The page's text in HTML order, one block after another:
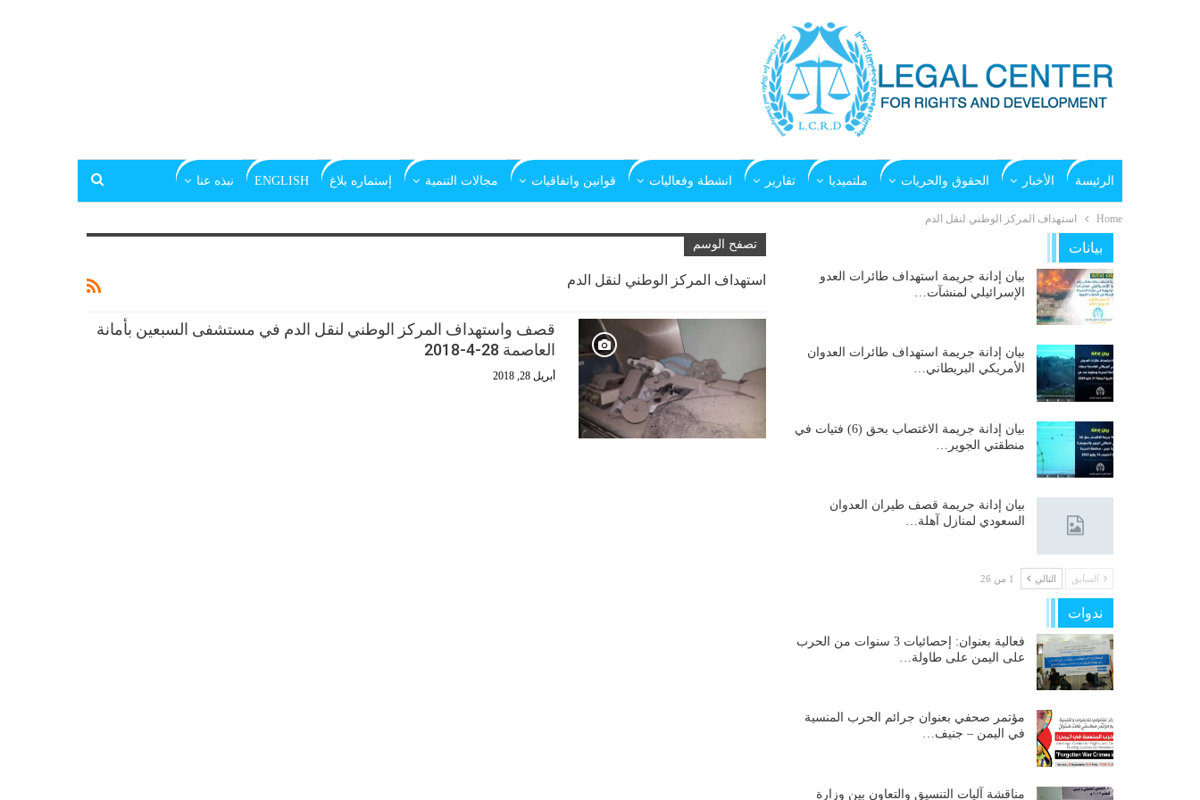
الرئيسة الأخبار الحقوق والحريات ملتميديا تقارير انشطة وفعاليات قوانين واتفاقيات مجالات التنمية إستماره بلاغ ENGLISH نبذه عنا
Home استهداف المركز الوطني لنقل الدم
تصفح الوسم
استهداف المركز الوطني لنقل الدم
قصف واستهداف المركز الوطني لنقل الدم في مستشفى السبعين بأمانة
العاصمة 28-4-2018
أبريل 28, 2018
بيانات
بيان إدانة جريمة استهداف طائرات العدو
الإسرائيلي لمنشآت…
بيان إدانة جريمة استهداف طائرات العدوان
الأمريكي البريطاني…
بيان إدانة جريمة الاغتصاب بحق (6) فتيات في
منطقتي الجوير…
بيان إدانة جريمة قصف طيران العدوان
السعودي لمنازل آهلة…
السابق التالي 1 من 26
ندوات
فعالية بعنوان: إحصائيات 3 سنوات من الحرب
على اليمن على طاولة…
مؤتمر صحفي بعنوان جرائم الحرب المنسية
في اليمن – جنيف…
مناقشة آليات التنسيق والتعاون بين وزارة